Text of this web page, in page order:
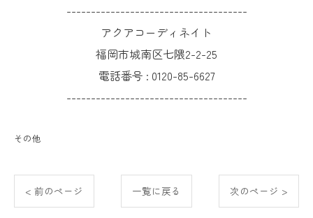
-------------------------------------
アクアコーディネイト
福岡市城南区七隈2-2-25
電話番号 : 0120-85-6627
-------------------------------------
その他
< 前のページ 一覧に戻る 次のページ >